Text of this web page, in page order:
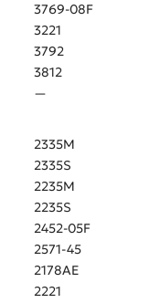
3769-08F
3221
3792
3812
—
2335M
2335S
2235M
2235S
2452-05F
2571-45
2178AE
2221